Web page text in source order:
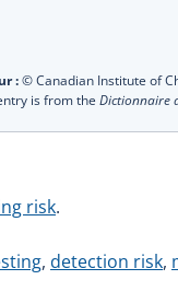
:© Canadian Institute of
is from the Dictionnaire
risk.
, detection risk,